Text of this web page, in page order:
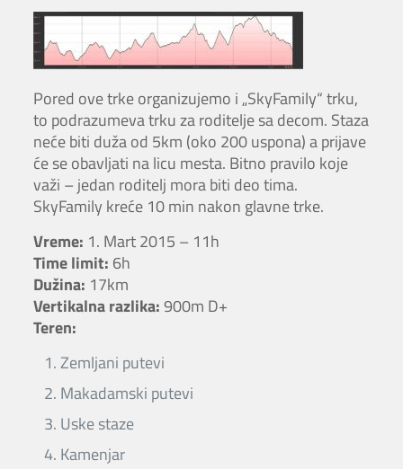
Pored ove trke organizujemo i „SkyFamily“ trku,
to podrazumeva trku za roditelje sa decom. Staza
neće biti duža od 5km (oko 200 uspona) a prijave
će se obavljati na licu mesta. Bitno pravilo koje
važi – jedan roditelj mora biti deo tima.
SkyFamily kreće 10 min nakon glavne trke.
Vreme: 1. Mart 2015 – 11h
Time limit: 6h
Dužina: 17km
Vertikalna razlika:900m D+
Teren:
Zemljani putevi
Makadamski putevi
Uske staze
Kamenjar